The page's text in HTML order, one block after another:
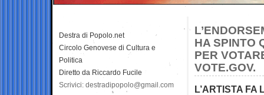
HA SPINTO
PER
VOTE.GOV.
L’ARTISTA FA
Destra di Popolo.net
Circolo Genovese di Cultura e
Politica
Diretto da Riccardo Fucile
Scrivici: destradipopolo@gmail.com